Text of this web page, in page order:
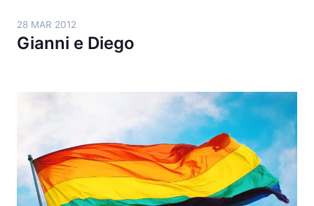
28 MAR 2012
Gianni e Diego